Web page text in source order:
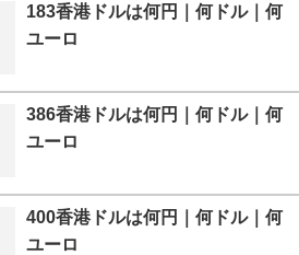
183香港ドルは何円｜何ドル｜何
ユーロ
386香港ドルは何円｜何ドル｜何
ユーロ
400香港ドルは何円｜何ドル｜何
ユーロ